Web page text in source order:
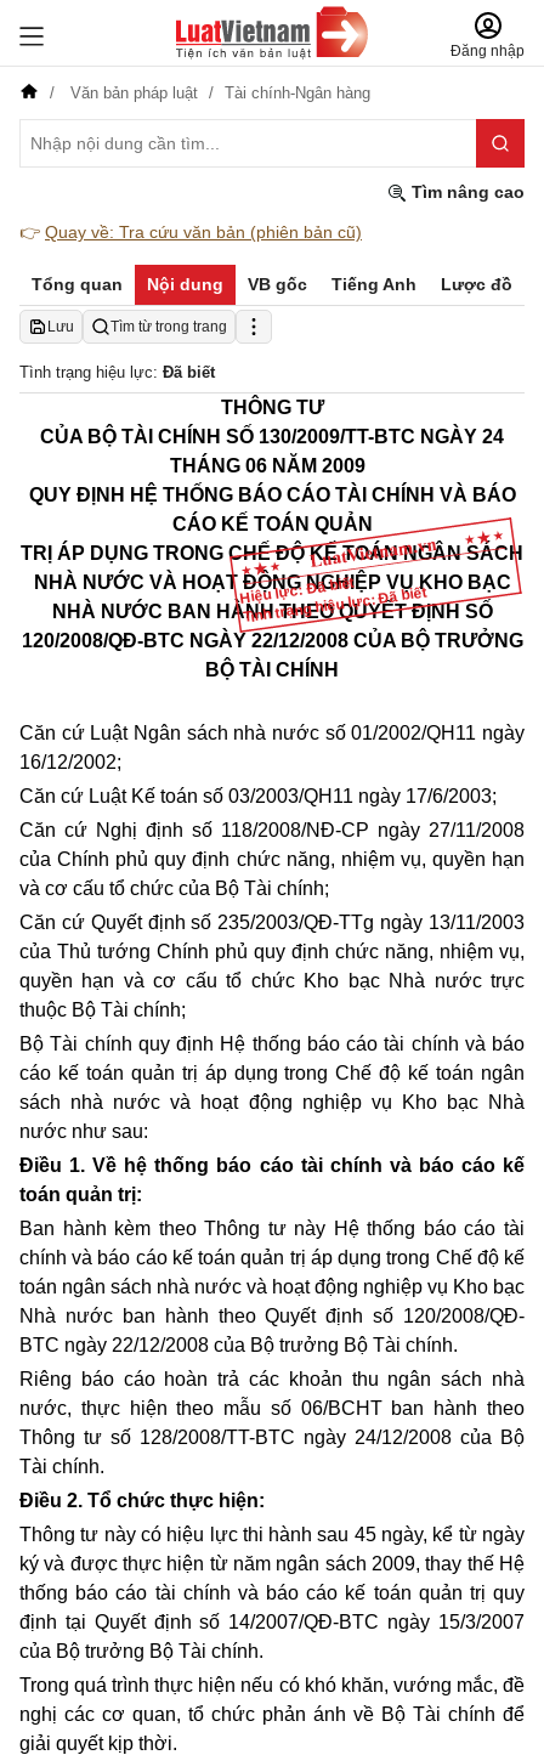
Đăng nhập
Văn bản pháp luật Tài chính-Ngân hàng
Tìm nâng cao
👉 Quay về: Tra cứu văn bản (phiên bản cũ)
Tổng quan Nội dung VB gốc Tiếng Anh Lược đồ
Lưu Tìm từ trong trang
Tình trạng hiệu lực: Đã biết
Hiệu lực: Đã biết
Tình trạng hiệu lực: Đã biết
THÔNG TƯ
CỦA BỘ TÀI CHÍNH SỐ 130/2009/TT-BTC NGÀY 24
THÁNG 06 NĂM 2009
QUY ĐỊNH HỆ THỐNG BÁO CÁO TÀI CHÍNH VÀ BÁO
CÁO KẾ TOÁN QUẢN
TRỊ ÁP DỤNG TRONG CHẾ ĐỘ KẾ TOÁN NGÂN SÁCH
NHÀ NƯỚC VÀ HOẠT ĐỘNG NGHIỆP VỤ KHO BẠC
NHÀ NƯỚC BAN HÀNH THEO QUYẾT ĐỊNH SỐ
120/2008/QĐ-BTC NGÀY 22/12/2008 CỦA BỘ TRƯỞNG
BỘ TÀI CHÍNH
Căn cứ Luật Ngân sách nhà nước số 01/2002/QH11 ngày
16/12/2002;
Căn cứ Luật Kế toán số 03/2003/QH11 ngày 17/6/2003;
Căn cứ Nghị định số 118/2008/NĐ-CP ngày 27/11/2008
của Chính phủ quy định chức năng, nhiệm vụ, quyền hạn
và cơ cấu tổ chức của Bộ Tài chính;
Căn cứ Quyết định số 235/2003/QĐ-TTg ngày 13/11/2003
của Thủ tướng Chính phủ quy định chức năng, nhiệm vụ,
quyền hạn và cơ cấu tổ chức Kho bạc Nhà nước trực
thuộc Bộ Tài chính;
Bộ Tài chính quy định Hệ thống báo cáo tài chính và báo
cáo kế toán quản trị áp dụng trong Chế độ kế toán ngân
sách nhà nước và hoạt động nghiệp vụ Kho bạc Nhà
nước như sau:
Điều 1. Về hệ thống báo cáo tài chính và báo cáo kế
toán quản trị:
Ban hành kèm theo Thông tư này Hệ thống báo cáo tài
chính và báo cáo kế toán quản trị áp dụng trong Chế độ kế
toán ngân sách nhà nước và hoạt động nghiệp vụ Kho bạc
Nhà nước ban hành theo Quyết định số 120/2008/QĐ-
BTC ngày 22/12/2008 của Bộ trưởng Bộ Tài chính.
Riêng báo cáo hoàn trả các khoản thu ngân sách nhà
nước, thực hiện theo mẫu số 06/BCHT ban hành theo
Thông tư số 128/2008/TT-BTC ngày 24/12/2008 của Bộ
Tài chính.
Điều 2. Tổ chức thực hiện:
Thông tư này có hiệu lực thi hành sau 45 ngày, kể từ ngày
ký và được thực hiện từ năm ngân sách 2009, thay thế Hệ
thống báo cáo tài chính và báo cáo kế toán quản trị quy
định tại Quyết định số 14/2007/QĐ-BTC ngày 15/3/2007
của Bộ trưởng Bộ Tài chính.
Trong quá trình thực hiện nếu có khó khăn, vướng mắc, đề
nghị các cơ quan, tổ chức phản ánh về Bộ Tài chính để
giải quyết kịp thời.